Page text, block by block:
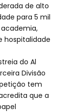
de alto
para 5 mil
hospitalidade
do Al
Divisão
tem
que a